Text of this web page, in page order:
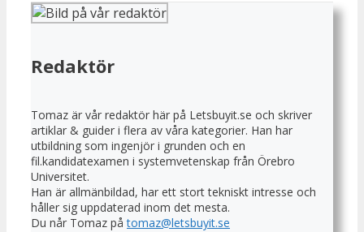
Redaktör
Tomaz är vår redaktör här på Letsbuyit.se och skriver
artiklar & guider i flera av våra kategorier. Han har
utbildning som ingenjör i grunden och en
fil.kandidatexamen i systemvetenskap från Örebro
Universitet.
Han är allmänbildad, har ett stort tekniskt intresse och
håller sig uppdaterad inom det mesta.
Du når Tomaz påtomaz@letsbuyit.se